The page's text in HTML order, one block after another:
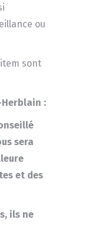
ou
sont
:
sera
et des
ils ne